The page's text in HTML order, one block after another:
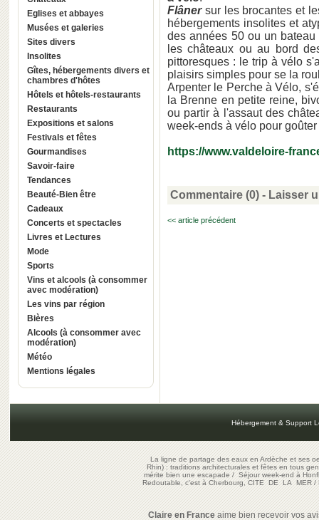
Eglises et abbayes
Musées et galeries
Sites divers
Insolites
Gîtes, hébergements divers et
chambres d'hôtes
Hôtels et hôtels-restaurants
Restaurants
Expositions et salons
Festivals et fêtes
Gourmandises
Savoir-faire
Tendances
Beauté-Bien être
Cadeaux
Concerts et spectacles
Livres et Lectures
Mode
Sports
Vins et alcools (à consommer
avec modération)
Les vins par région
Bières
Alcools (à consommer avec
modération)
Météo
Mentions légales
Flâner sur les brocantes et
hébergements insolites et
des années 50 ou un
les châteaux ou au bord
pittoresques : le trip à vélo
plaisirs simples pour se la
Arpenter le Perche à Vélo,
la Brenne en petite reine,
ou partir à l'assaut des
week-ends à vélo pour
https://www.valdeloire-
Commentaire (0) - Laisser
<< article précédent
Hébergement & Support
La ligne de partage des eaux en Ardèche et ses
Rhin) : traditions architecturales et fêtes en tous
mérite bien une escapade/Séjour week-end à
Redoutable, c'est à Cherbourg, CITE DE LA MER/
Claire en Franceaime bien recevoir vos